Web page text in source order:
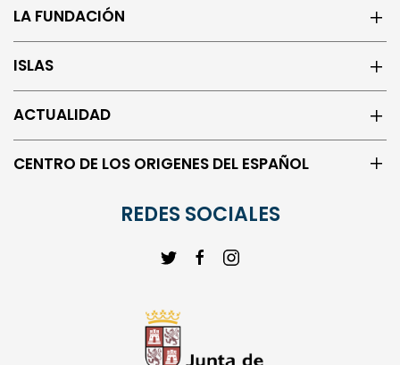
LA FUNDACIÓN
ISLAS
ACTUALIDAD
CENTRO DE LOS ORIGENES DEL ESPAÑOL
REDES SOCIALES